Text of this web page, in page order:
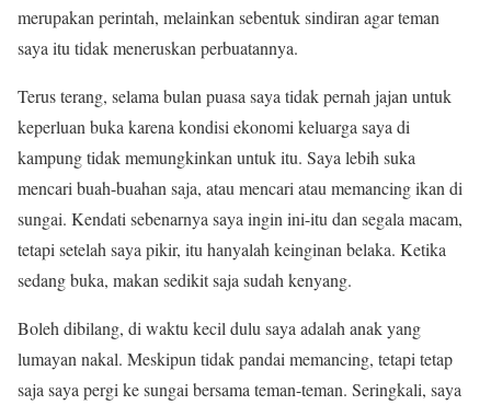
merupakan perintah, melainkan sebentuk sindiran agar teman
saya itu tidak meneruskan perbuatannya.
Terus terang, selama bulan puasa saya tidak pernah jajan untuk
keperluan buka karena kondisi ekonomi keluarga saya di
kampung tidak memungkinkan untuk itu. Saya lebih suka
mencari buah-buahan saja, atau mencari atau memancing ikan di
sungai. Kendati sebenarnya saya ingin ini-itu dan segala macam,
tetapi setelah saya pikir, itu hanyalah keinginan belaka. Ketika
sedang buka, makan sedikit saja sudah kenyang.
Boleh dibilang, di waktu kecil dulu saya adalah anak yang
lumayan nakal. Meskipun tidak pandai memancing, tetapi tetap
saja saya pergi ke sungai bersama teman-teman. Seringkali, saya